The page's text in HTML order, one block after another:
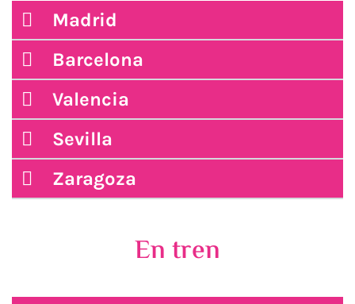
Madrid
Barcelona
Valencia
Sevilla
Zaragoza
En tren